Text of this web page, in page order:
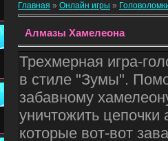
Главная » Онлайн игры »
Алмазы Хамелеона
Трехмерная игра-
в стиле "Зумы".
забавному
уничтожить цепочки
которые вот-вот